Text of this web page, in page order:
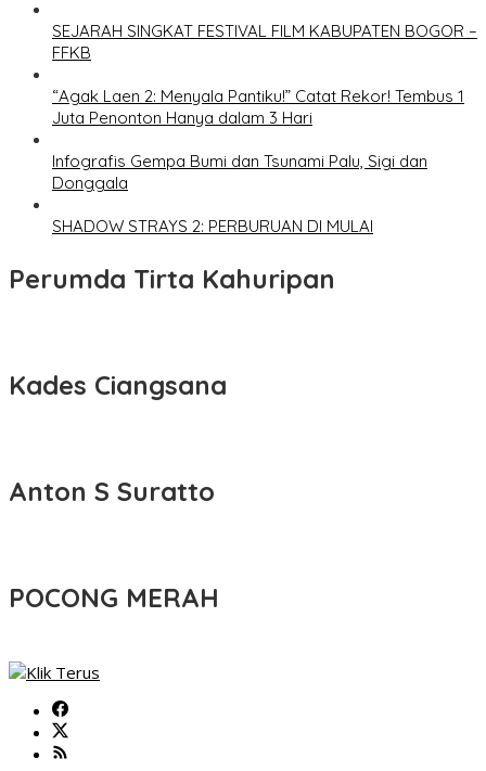
SEJARAH SINGKAT FESTIVAL FILM KABUPATEN BOGOR –
FFKB
“Agak Laen 2: Menyala Pantiku!” Catat Rekor! Tembus 1
Juta Penonton Hanya dalam 3 Hari
Infografis Gempa Bumi dan Tsunami Palu, Sigi dan
Donggala
SHADOW STRAYS 2: PERBURUAN DI MULAI
Perumda Tirta Kahuripan
Kades Ciangsana
Anton S Suratto
POCONG MERAH